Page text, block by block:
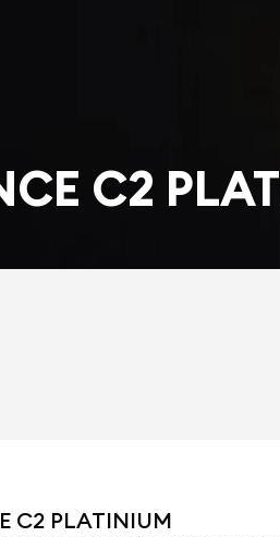
C2
C2 PLATINIUM